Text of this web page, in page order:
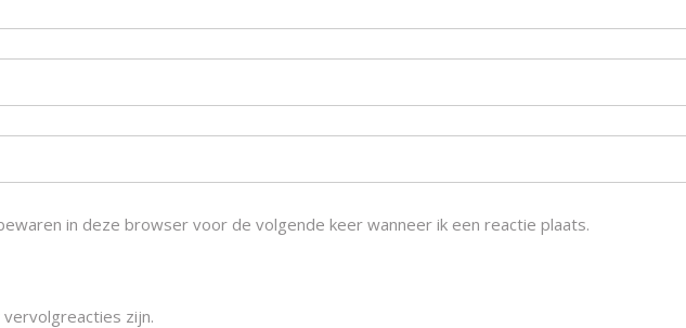
in deze browser voor de volgende keer wanneer ik een reactie plaats.
zijn.